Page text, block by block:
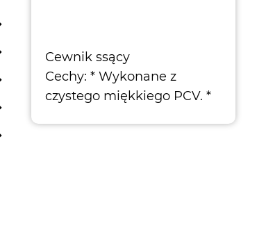
Cewnik ssący
Cechy: * Wykonane z
czystego miękkiego PCV. *